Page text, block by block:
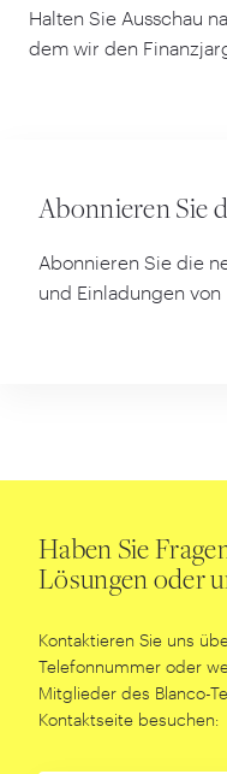
Halten Sie Ausschau
dem wir den
Abonnieren Sie
Abonnieren Sie die
und Einladungen von
Haben Sie
Lösungen oder
Kontaktieren Sie uns
Telefonnummer oder
Mitglieder des Blanco-
Kontaktseite besuchen: